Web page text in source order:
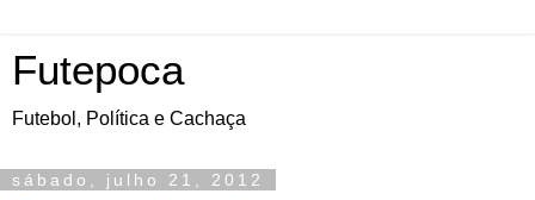
Futepoca
Futebol, Política e Cachaça
sábado, julho 21, 2012